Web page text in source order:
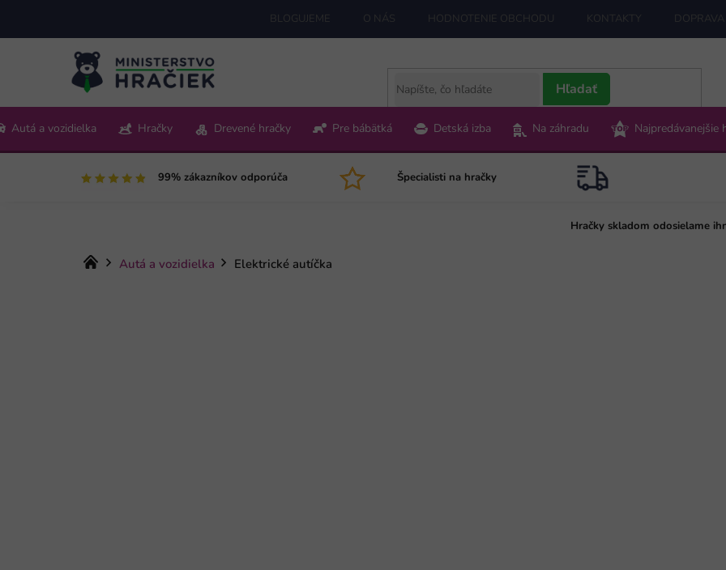
obsah
BLOGUJEME O NÁS HODNOTENIE OBCHODU KONTAKTY
Pon-Pia 9:00-15:00
Hľadať
Autá a vozidielka Hračky Drevené hračky Pre bábätká Detská izba Na záhradu Najpredávanejšie
99% zákazníkov odporúča Špecialisti na hračky
Hračky skladom odosielame
Domov
Autá a vozidielka Elektrické autíčka